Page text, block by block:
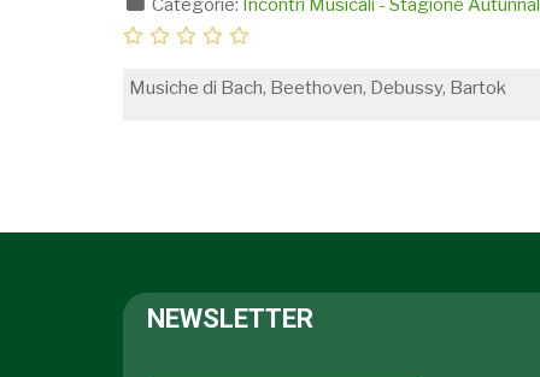
Categorie: Incontri Musicali - Stagione
Musiche di Bach, Beethoven, Debussy, Bartok
NEWSLETTER